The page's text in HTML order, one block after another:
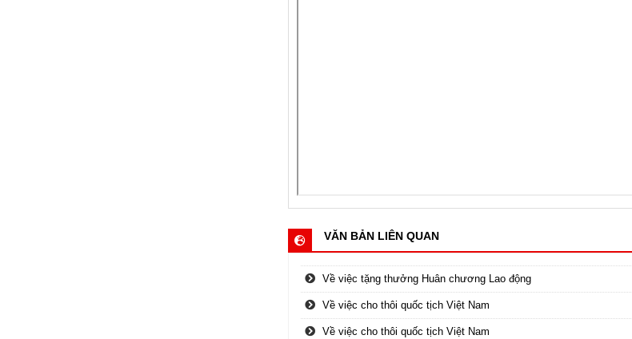
VĂN BẢN LIÊN QUAN
Về việc tặng thưởng Huân chương Lao động
Về việc cho thôi quốc tịch Việt Nam
Về việc cho thôi quốc tịch Việt Nam